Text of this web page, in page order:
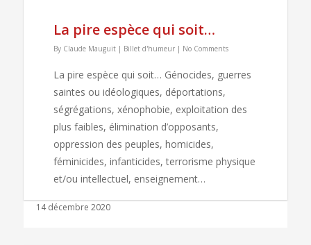
La pire espèce qui soit…
By Claude Mauguit | Billet d'humeur | No Comments
La pire espèce qui soit… Génocides, guerres
saintes ou idéologiques, déportations,
ségrégations, xénophobie, exploitation des
plus faibles, élimination d’opposants,
oppression des peuples, homicides,
féminicides, infanticides, terrorisme physique
et/ou intellectuel, enseignement…
14 décembre 2020